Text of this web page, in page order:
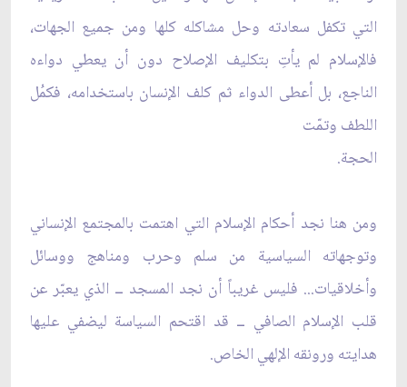
التي تكفل سعادته وحل مشاكله كلها ومن جميع الجهات،
فالإسلام لم يأتِ بتكليف الإصلاح دون أن يعطي دواءه
الناجع، بل أعطى الدواء ثم كلف الإنسان باستخدامه، فكمُل
اللطف وتمّت
الحجة.
ومن هنا نجد أحكام الإسلام التي اهتمت بالمجتمع الإنساني
وتوجهاته السياسية من سلم وحرب ومناهج ووسائل
وأخلاقيات... فليس غريباً أن نجد المسجد ــ الذي يعبّر عن
قلب الإسلام الصافي ــ قد اقتحم السياسة ليضفي عليها
هدايته ورونقه الإلهي الخاص.